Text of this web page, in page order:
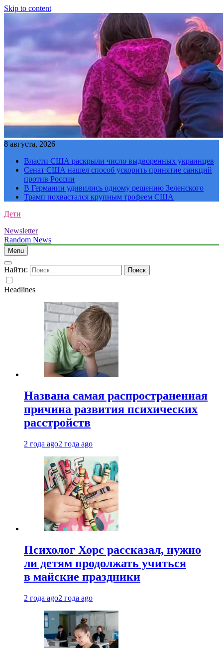
Skip to content
8 августа, 2026
Власти США раскрыли число выдворенных украинцев
Сенат США нашел способ ускорить принятие санкций
против России
В Германии удивились одному решению Зеленского
Трамп похвастался крупным трофеем США
Дети
Newsletter
Random News
Menu
Найти:
Headlines
Названа самая распространенная
причина развития психических
расстройств
2 года ago2 года ago
Психолог Хорс рассказал, нужно
ли детям продолжать учиться
в майские праздники
2 года ago2 года ago